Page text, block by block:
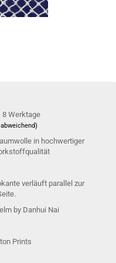
8 Werktage
in hochwertiger
verläuft parallel zur
by Danhui Nai
Prints